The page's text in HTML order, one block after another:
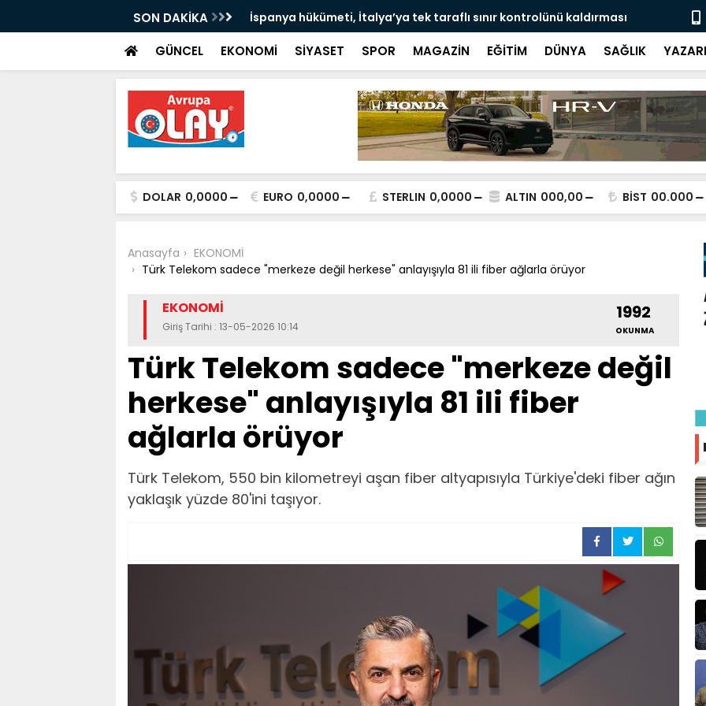
SON DAKİKA
İspanya hükümeti, İtalya’ya tek taraflı sınır kontrolünü kaldırması
uyarısı yaptı:
GÜNCEL EKONOMİ SİYASET SPOR MAGAZİN EĞİTİM DÜNYA SAĞLIK
DOLAR 0,0000 EURO 0,0000 STERLIN 0,0000 ALTIN 000,00 BİST 00.000
Anasayfa
EKONOMİ
Türk Telekom sadece "merkeze değil herkese" anlayışıyla 81 ili fiber ağlarla örüyor
EKONOMİ
Giriş Tarihi : 13-05-2026 10:14
1992
OKUNMA
Türk Telekom sadece "merkeze değil
herkese" anlayışıyla 81 ili fiber
ağlarla örüyor
Türk Telekom, 550 bin kilometreyi aşan fiber altyapısıyla Türkiye'deki fiber ağın
yaklaşık yüzde 80'ini taşıyor.